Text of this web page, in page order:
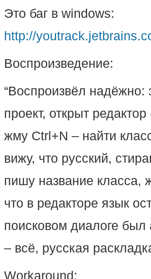
Это баг в windows:
http://
Воспроизведение:
“Воспроизвёл
проект, открыт
жму Ctrl+N – найти
вижу, что русский,
пишу название класса,
что в редакторе язык
поисковом диалоге
– всё, русская
Workaround: